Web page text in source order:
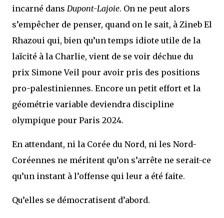
incarné dans Dupont-Lajoie. On ne peut alors
s’empêcher de penser, quand on le sait, à Zineb El
Rhazoui qui, bien qu’un temps idiote utile de la
laïcité à la Charlie, vient de se voir déchue du
prix Simone Veil pour avoir pris des positions
pro-palestiniennes. Encore un petit effort et la
géométrie variable deviendra discipline
olympique pour Paris 2024.
En attendant, ni la Corée du Nord, ni les Nord-
Coréennes ne méritent qu’on s’arrête ne serait-ce
qu’un instant à l’offense qui leur a été faite.
Qu’elles se démocratisent d’abord.